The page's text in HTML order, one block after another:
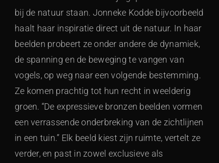
bij de natuur staan. Jonneke Kodde bijvoorbeeld
haalt haar inspiratie direct uit de natuur. In haar
beelden probeert ze onder andere de dynamiek,
de spanning en de beweging te vangen van
vogels, op weg naar een volgende bestemming.
Ze komen prachtig tot hun recht in weelderig
groen. “De expressieve bronzen beelden vormen
een verrassende onderbreking van de zichtlijnen
in een tuin.” Elk beeld kiest zijn ruimte, vertelt ze
verder, en past in zowel exclusieve als